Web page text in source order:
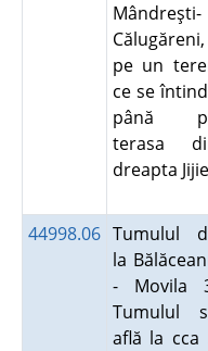
Mândreşti-
Călugăreni,
pe un
ce se
până
terasa
dreapta
44998.06 Tumulul
la
- Movila
Tumulul
află la cca